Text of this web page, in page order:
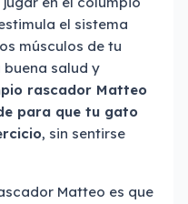
el sistema
músculos de tu
salud y
rascador Matteo
para que tu gato
, sin sentirse
Matteo es que